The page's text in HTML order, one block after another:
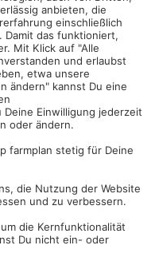
hilfreiche Anleitungen!